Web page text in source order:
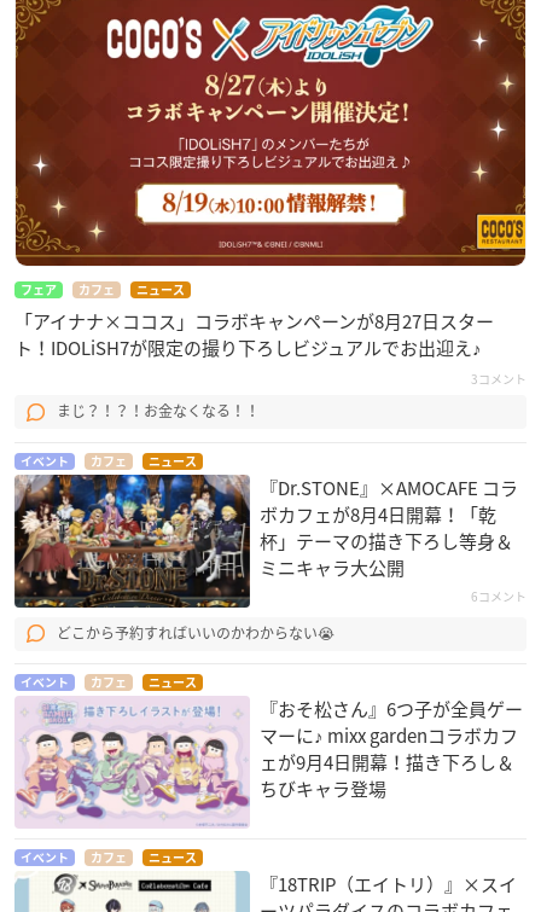
フェア カフェ ニュース
「アイナナ×ココス」コラボキャンペーンが8月27日スター
ト！IDOLiSH7が限定の撮り下ろしビジュアルでお出迎え♪
3コメント
まじ？！？！お金なくなる！！
イベント カフェ ニュース
『Dr.STONE』×AMOCAFE コラ
ボカフェが8月4日開幕！「乾
杯」テーマの描き下ろし等身＆
ミニキャラ大公開
6コメント
どこから予約すればいいのかわからない😭
イベント カフェ ニュース
『おそ松さん』6つ子が全員ゲー
マーに♪ mixx gardenコラボカフ
ェが9月4日開幕！描き下ろし＆
ちびキャラ登場
イベント カフェ ニュース
『18TRIP（エイトリ）』×スイ